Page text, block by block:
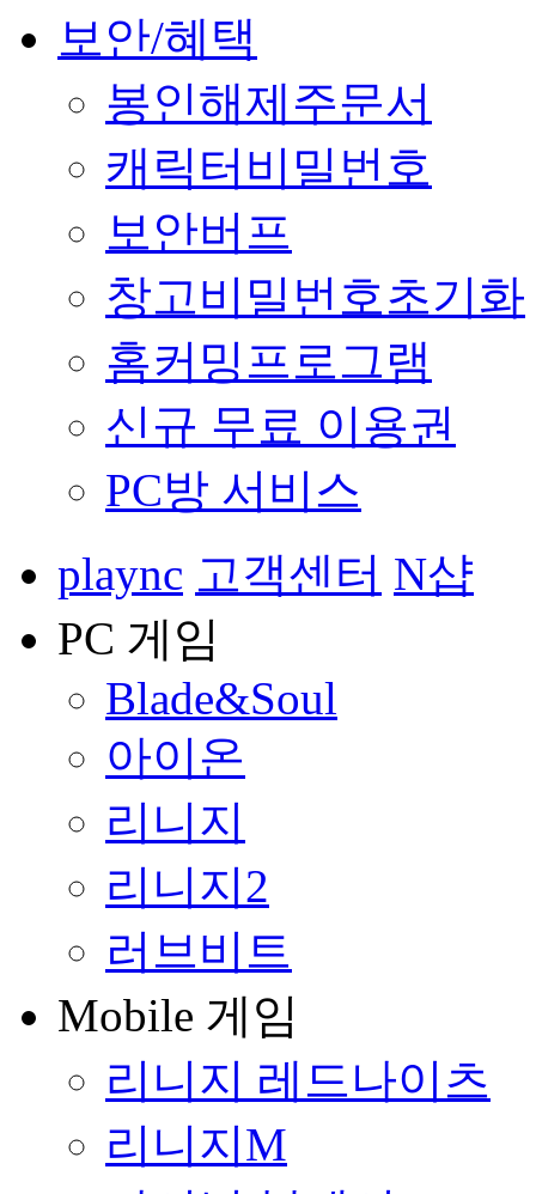
보안/혜택
봉인해제주문서
캐릭터비밀번호
보안버프
창고비밀번호초기화
홈커밍프로그램
신규 무료 이용권
PC방 서비스
plaync 고객센터 N샵
PC 게임
Blade&Soul
아이온
리니지
리니지2
러브비트
Mobile 게임
리니지 레드나이츠
리니지M